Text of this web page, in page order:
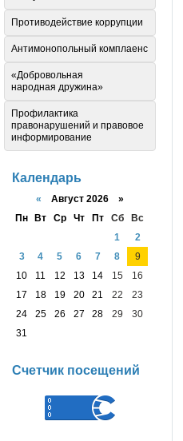
Противодействие коррупции
Антимонопольный комплаенс
«Добровольная
народная дружина»
Профилактика
правонарушений и правовое
информирование
Календарь
« Август 2026 »
Пн
Вт Ср Чт Пт Сб
Вс
1
2
3
4 5 6 7 8
9
10
11 12 13 14 15
16
17
18 19 20 21 22
23
24
25 26 27 28 29
30
31
Счетчик посещений